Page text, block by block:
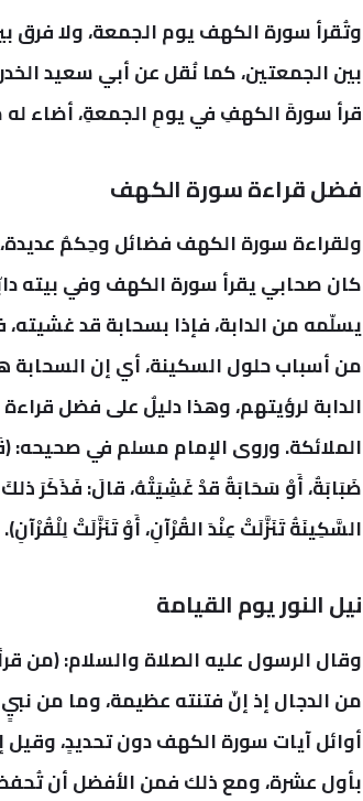
وتُقرأ سورة الكهف يوم الجمعة، ولا فرق
بين الجمعتين، كما نُقل عن أبي سعيد
قرأ سورةَ الكهفِ في يومِ الجمعةِ، أضاء له
فضل قراءة سورة الكهف
ولقراءة سورة الكهف فضائل وحِكمٌ
كان صحابي يقرأ سورة الكهف وفي بيته
يسلّمه من الدابة، فإذا بسحابة قد غشيته،
من أسباب حلول السكينة، أي إن السحابة
الدابة لرؤيتهم، وهذا دليلٌ على فضل
الملائكة.وروى الإمام مسلم في صحيحه:
ضَبَابَةٌ، أَوْ سَحَابَةٌ قدْ غَشِيَتْهُ، قالَ: فَذَكَرَ ذلكَ
السَّكِينَةُ تَنَزَّلَتْ عِنْدَ القُرْآنِ، أَوْ تَنَزَّلَتْ لِلْقُرْآنِ).
نيل النور يوم القيامة
وقال الرسول عليه الصلاة والسلام: (من
من الدجالإذ إنّ فتنته عظيمة، وما من
أوائل آيات سورة الكهف دون تحديدٍ، وقيل
بأول عشرة، ومع ذلك فمن الأفضل أن